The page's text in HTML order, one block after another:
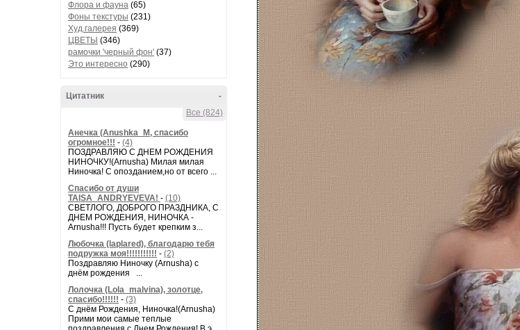
Флора и фауна (65)
Фоны текстуры (231)
Худ.галерея (369)
ЦВЕТЫ (346)
рамочки 'черный фон' (37)
Это интересно (290)
-
Цитатник
Все (824)
Анечка (Anushka_M, спасибо
огромное!!! - (4)
ПОЗДРАВЛЯЮ С ДНЕМ РОЖДЕНИЯ
НИНОЧКУ!(Arnusha) Милая милая
Ниночка! С опозданием,но от всего ...
Спасибо от души
TAISA_ANDRYEVEVA! - (10)
СВЕТЛОГО, ДОБРОГО ПРАЗДНИКА, С
ДНЕМ РОЖДЕНИЯ, НИНОЧКА -
Arnusha!!! Пусть будет крепким з...
Любочка (laplared), благодарю тебя
подружка моя!!!!!!!!!!! - (2)
Поздравляю Ниночку (Arnusha) с
днём рождения ...
Лолочка (Lola_malvina), золотце,
спасибо!!!!!! - (3)
С днём Рождения, Ниночка!(Аrnusha)
Прими мои самые теплые